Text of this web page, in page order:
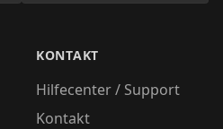
KONTAKT
Hilfecenter / Support
Kontakt